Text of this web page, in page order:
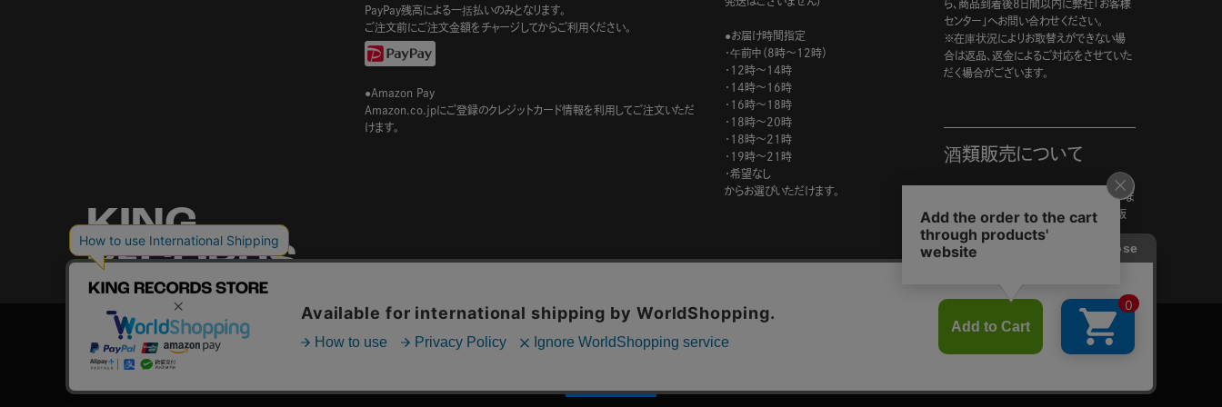
KING
RECORDS
STORE
© KING RECORD Co.,Ltd.
PayPay残高による一括払いのみとなります。
ご注文前にご注文金額をチャージしてからご利用ください。
●Amazon Pay
Amazon.co.jpにご登録のクレジットカード情報を利用してご注文いただ
けます。
●お届け時間指定
・午前中（8時～12時）
・12時～14時
・14時～16時
・16時～18時
・18時～20時
・18時～21時
・19時～21時
・希望なし
からお選びいただけます。
ら、商品到着後8日間以内に弊社「お客様
センター」へお問い合わせください。
※在庫状況によりお取替えができない場
合は返品、返金によるご対応をさせていた
だく場合がございます。
酒類販売について
20歳未満の飲酒は法律で禁止されていま
す。年齢が確認できない場合は酒類を販
売いたしません。
Cookieの使用に関する詳細は
プライバシーポリシー